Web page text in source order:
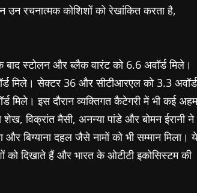
उन रचनात्मक कोशिशों को रेखांकित करता है,
स्टोलन और ब्लैक वारंट को 6.6 अवॉर्ड मिले।
मिले। सेक्टर 36 और सीटीआरएल को 3.3 अवॉर्ड
मिले। इस दौरान व्यक्तिगत कैटेगरी में भी कई अहम
शेख, विक्रांत मैसी, अनन्या पांडे और बोमन ईरानी ने
बिग्याना दहल जैसे नामों को भी सम्मान मिला। ये
को दिखाते हैं और भारत के ओटीटी इकोसिस्टम की